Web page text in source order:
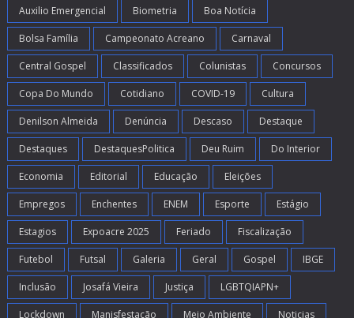
Auxilio Emergencial Biometria Boa Notícia
Bolsa Família Campeonato Acreano Carnaval
Central Gospel Classificados Colunistas Concursos
Copa Do Mundo Cotidiano COVID-19 Cultura
Denilson Almeida Denúncia Descaso Destaque
Destaques DestaquesPolitica Deu Ruim Do Interior
Economia Editorial Educação Eleições
Empregos Enchentes ENEM Esporte Estágio
Estagios Expoacre 2025 Feriado Fiscalização
Futebol Futsal Galeria Geral Gospel IBGE
Inclusão Josafá Vieira Justiça LGBTQIAPN+
Lockdown Manisfestação Meio Ambiente Noticias